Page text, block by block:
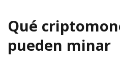
Qué
pueden minar